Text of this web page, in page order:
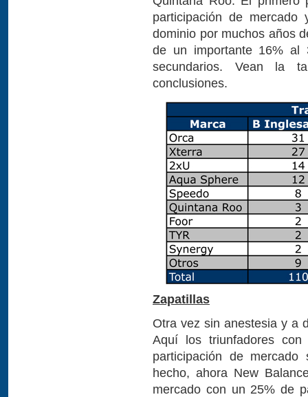
participación de
dominio por muchos años
de un importante 16% al
secundarios. Vean la
conclusiones.
Zapatillas
Otra vez sin anestesia y a
Aquí los triunfadores con
participación de
hecho, ahora New
mercado con un 25% de